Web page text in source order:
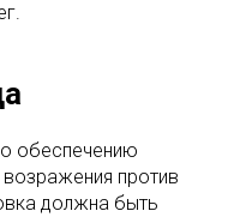
обеспечению
против
должна быть